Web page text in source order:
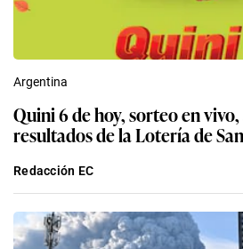
Argentina
Quini 6 de hoy, sorteo en
resultados de la Lotería de
Redacción EC